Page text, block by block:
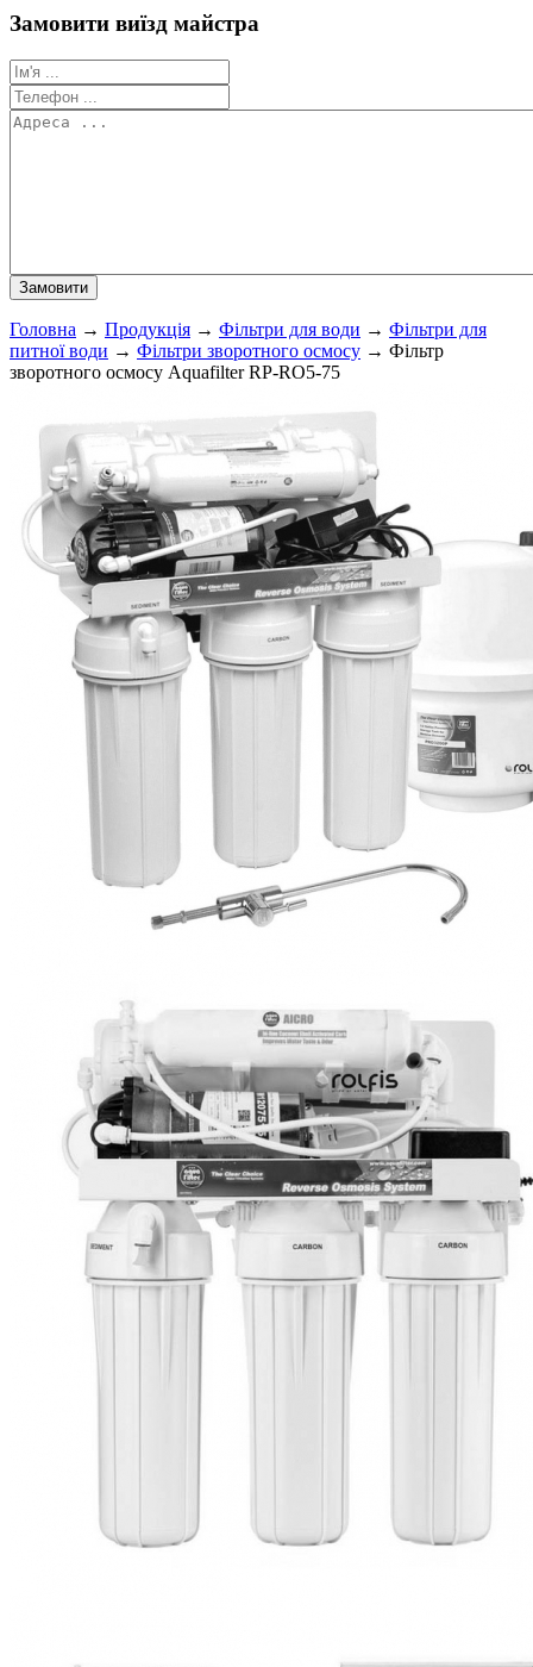
Замовити виїзд майстра
Головна → Продукція → Фільтри для води → Фільтри для
питної води → Фільтри зворотного осмосу → Фільтр
зворотного осмосу Aquafilter RP-RO5-75